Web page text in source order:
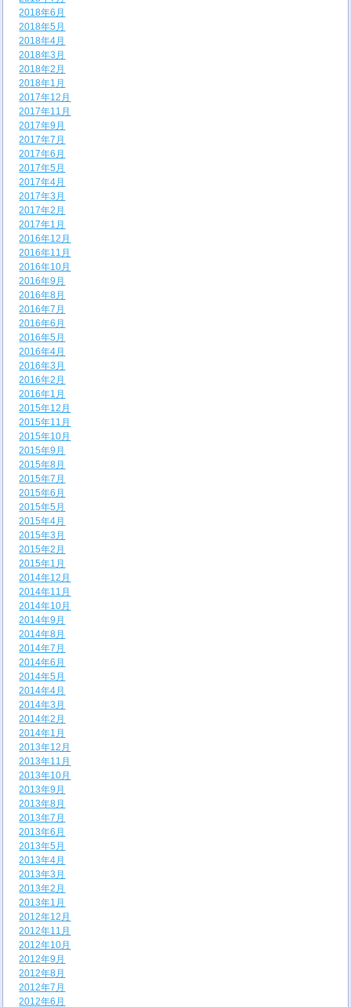
2018年6月
2018年5月
2018年4月
2018年3月
2018年2月
2018年1月
2017年12月
2017年11月
2017年9月
2017年7月
2017年6月
2017年5月
2017年4月
2017年3月
2017年2月
2017年1月
2016年12月
2016年11月
2016年10月
2016年9月
2016年8月
2016年7月
2016年6月
2016年5月
2016年4月
2016年3月
2016年2月
2016年1月
2015年12月
2015年11月
2015年10月
2015年9月
2015年8月
2015年7月
2015年6月
2015年5月
2015年4月
2015年3月
2015年2月
2015年1月
2014年12月
2014年11月
2014年10月
2014年9月
2014年8月
2014年7月
2014年6月
2014年5月
2014年4月
2014年3月
2014年2月
2014年1月
2013年12月
2013年11月
2013年10月
2013年9月
2013年8月
2013年7月
2013年6月
2013年5月
2013年4月
2013年3月
2013年2月
2013年1月
2012年12月
2012年11月
2012年10月
2012年9月
2012年8月
2012年7月
2012年6月